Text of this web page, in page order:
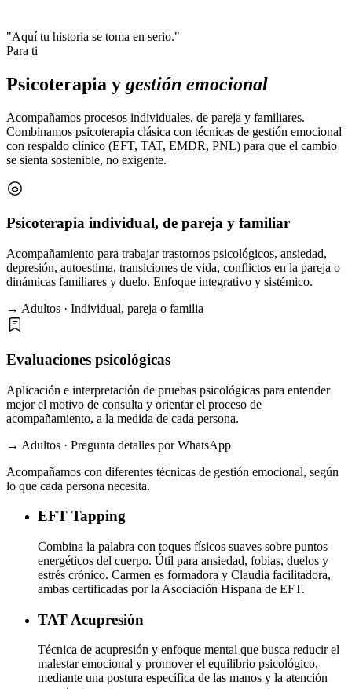
"Aquí tu historia se toma en serio."
Para ti
Psicoterapia y gestión emocional
Acompañamos procesos individuales, de pareja y familiares.
Combinamos psicoterapia clásica con técnicas de gestión emocional
con respaldo clínico (EFT, TAT, EMDR, PNL) para que el cambio
se sienta sostenible, no exigente.
Psicoterapia individual, de pareja y familiar
Acompañamiento para trabajar trastornos psicológicos, ansiedad,
depresión, autoestima, transiciones de vida, conflictos en la pareja o
dinámicas familiares y duelo. Enfoque integrativo y sistémico.
→ Adultos · Individual, pareja o familia
Evaluaciones psicológicas
Aplicación e interpretación de pruebas psicológicas para entender
mejor el motivo de consulta y orientar el proceso de
acompañamiento, a la medida de cada persona.
→ Adultos · Pregunta detalles por WhatsApp
Acompañamos con diferentes técnicas de gestión emocional, según
lo que cada persona necesita.
EFT Tapping
Combina la palabra con toques físicos suaves sobre puntos
energéticos del cuerpo. Útil para ansiedad, fobias, duelos y
estrés crónico. Carmen es formadora y Claudia facilitadora,
ambas certificadas por la Asociación Hispana de EFT.
TAT Acupresión
Técnica de acupresión y enfoque mental que busca reducir el
malestar emocional y promover el equilibrio psicológico,
mediante una postura específica de las manos y la atención